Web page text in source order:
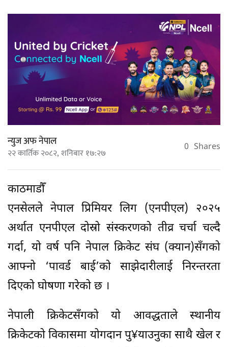
न्युज अफ नेपाल
२२ कार्तिक २०८२, शनिबार १७:२७ 0 Shares
काठमाडौँ
एनसेलले नेपाल प्रिमियर लिग (एनपीएल) २०२५
अर्थात एनपीएल दोस्रो संस्करणको तीव्र चर्चा चल्दै
गर्दा, यो वर्ष पनि नेपाल क्रिकेट संघ (क्यान)सँगको
आफ्नो ‘पावर्ड बाई’को साझेदारीलाई निरन्तरता
दिएको घोषणा गरेको छ ।
नेपाली क्रिकेटसँगको यो आवद्धताले स्थानीय
क्रिकेटको विकासमा योगदान पु¥याउनुका साथै खेल र